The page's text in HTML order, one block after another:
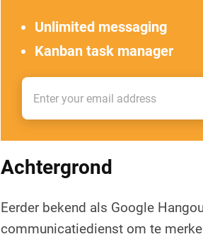
Unlimited messaging
Kanban task manager
Achtergrond
Eerder bekend als Google
communicatiedienst om te